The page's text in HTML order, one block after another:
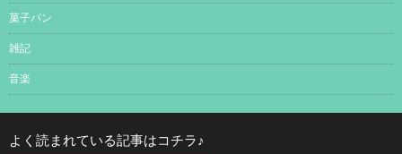
菓子パン
雑記
音楽
よく読まれている記事はコチラ♪